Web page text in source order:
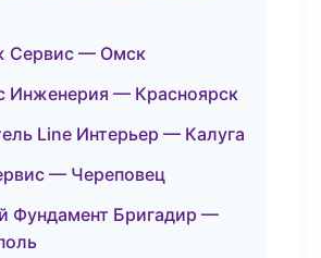
Сервис — Омск
Инженерия — Красноярск
Line Интерьер — Калуга
— Череповец
Фундамент Бригадир —